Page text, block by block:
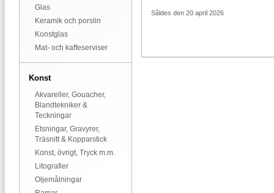
Glas
Keramik och porslin
Konstglas
Mat- och kaffeserviser
Konst
Akvareller, Gouacher,
Blandtekniker &
Teckningar
Etsningar, Gravyrer,
Träsnitt & Kopparstick
Konst, övrigt, Tryck m.m.
Litografier
Oljemålningar
Såldes den 20 april 2026